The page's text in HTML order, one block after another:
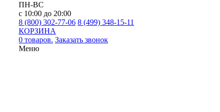
ПН-ВС
с 10:00 до 20:00
8 (800) 302-77-06 8 (499) 348-15-11
КОРЗИНА
0 товаров. Заказать звонок
Меню